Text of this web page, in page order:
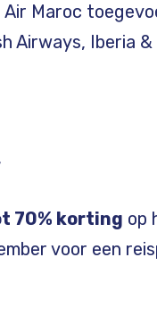
Air Maroc
Airways, Iberia
70% korting op
voor een